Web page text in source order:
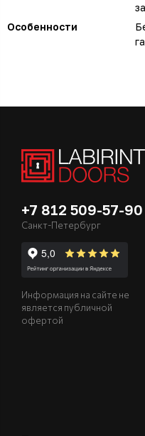
Особенности
+7 812 509-57-90
Санкт-Петербург
Информация на сайте не
является публичной
офертой